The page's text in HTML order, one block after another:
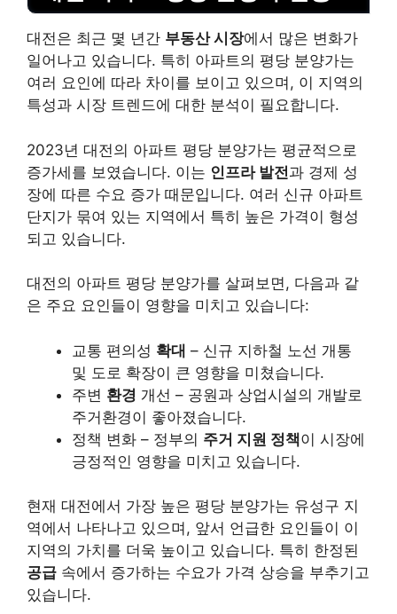
대전은 최근 몇 년간 부동산 시장에서 많은 변화가
일어나고 있습니다. 특히 아파트의 평당 분양가는
여러 요인에 따라 차이를 보이고 있으며, 이 지역의
특성과 시장 트렌드에 대한 분석이 필요합니다.
2023년 대전의 아파트 평당 분양가는 평균적으로
증가세를 보였습니다. 이는 인프라 발전과 경제 성
장에 따른 수요 증가 때문입니다. 여러 신규 아파트
단지가 묶여 있는 지역에서 특히 높은 가격이 형성
되고 있습니다.
대전의 아파트 평당 분양가를 살펴보면, 다음과 같
은 주요 요인들이 영향을 미치고 있습니다:
교통 편의성 확대 – 신규 지하철 노선 개통
및 도로 확장이 큰 영향을 미쳤습니다.
주변 환경 개선 – 공원과 상업시설의 개발로
주거환경이 좋아졌습니다.
정책 변화 – 정부의 주거 지원 정책이 시장에
긍정적인 영향을 미치고 있습니다.
현재 대전에서 가장 높은 평당 분양가는 유성구 지
역에서 나타나고 있으며, 앞서 언급한 요인들이 이
지역의 가치를 더욱 높이고 있습니다. 특히 한정된
공급 속에서 증가하는 수요가 가격 상승을 부추기고
있습니다.